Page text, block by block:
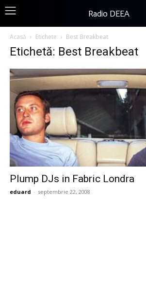
Radio DEEA
Acasă Etichete Best Breakbeat
Etichetă: Best Breakbeat
Plump DJs in Fabric Londra
eduard - septembrie 22, 2008